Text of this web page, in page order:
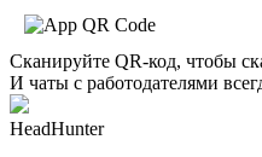
Сканируйте QR-код, чтобы
И чаты с работодателями
HeadHunter